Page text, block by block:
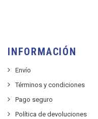
INFORMACIÓN
Envío
Términos y condiciones
Pago seguro
Política de devoluciones